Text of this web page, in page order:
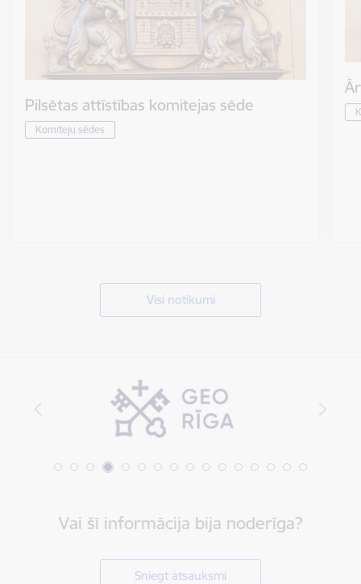
Pilsētas attīstības komitejas sēde
Komiteju sēdes
Visi notikumi
Vai šī informācija bija noderīga?
Sniegt atsauksmi